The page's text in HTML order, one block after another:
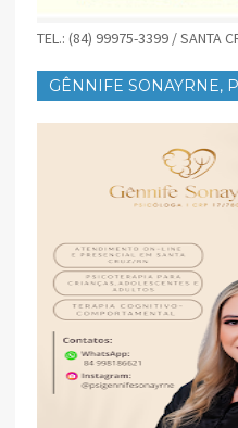
TEL.: (84) 99975-3399 / SANTA
GÊNNIFE SONAYRNE,